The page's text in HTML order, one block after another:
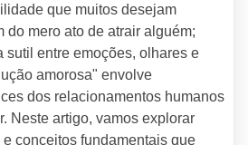
que muitos desejam
do mero ato de atrair alguém;
sutil entre emoções, olhares e
amorosa" envolve
dos relacionamentos humanos
Neste artigo, vamos explorar
conceitos fundamentais que